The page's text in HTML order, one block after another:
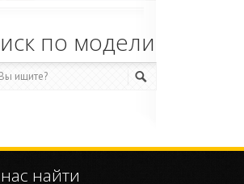
по модели
найти